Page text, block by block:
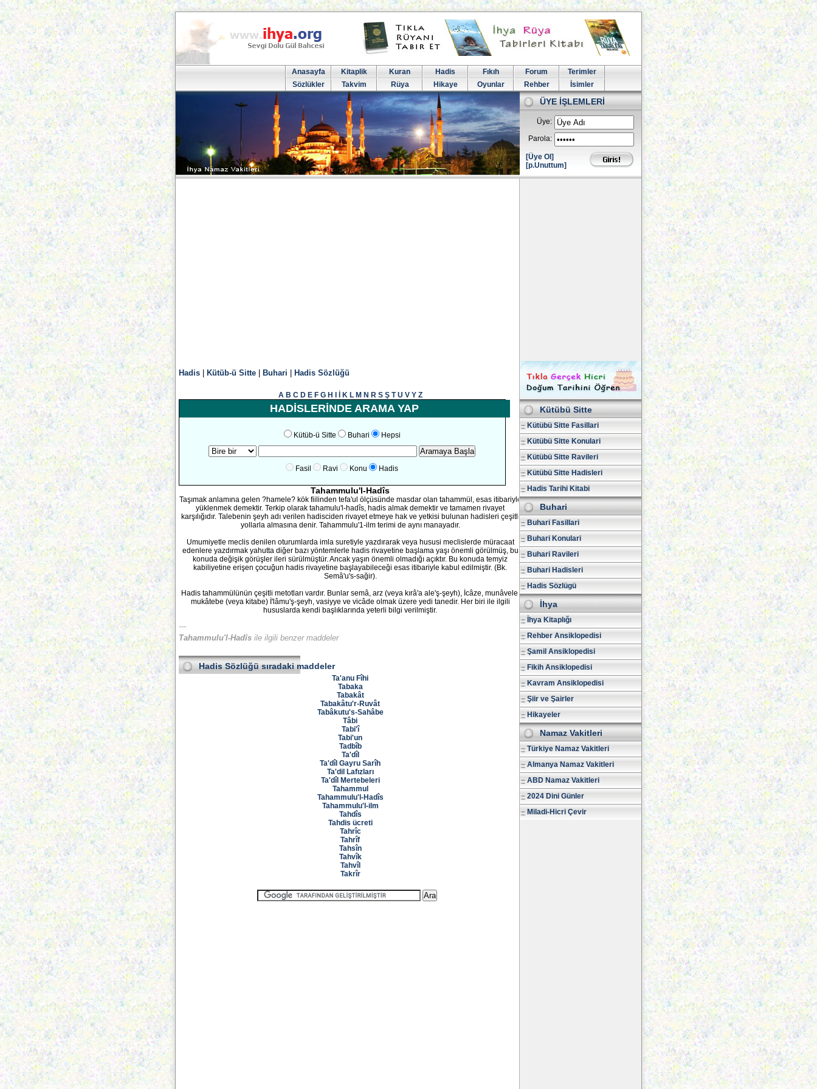
Anasayfa Kitaplik Kuran Hadis Fıkıh Forum
Terimler
Sözlükler
Takvim Rüya Hikaye Oyunlar Rehber İsimler
ÜYE İŞLEMLERİ
Üye:
Parola:
[Üye Ol]
[p.Unuttum]
Hadis Kütüb-ü Sitte Buhari Hadis Sözlüğü
A B C D E F G H K L M N R S Ş T U V Y Z
HADİSLERİNDE ARAMA YAP
Kütüb-ü Sitte Buhari Hepsi
Fasil Ravi Konu Hadis
Tahammulu'l-Hadîs
Taşımak anlamına gelen ?hamele? kök fiilinden tefa'ul ölçüsünde masdar olan tahammül, esas itibariyle
yüklenmek demektir. Terkip olarak tahamulu'l-hadîs, hadis almak demektir ve tamamen rivayet
karşılığıdır. Talebenin şeyh adı verilen hadisciden rivayet etmeye hak ve yetkisi bulunan hadisleri çeşitli
yollarla almasına denir. Tahammulu'1-ilm terimi de aynı manayadır.
Umumiyetle meclis denilen oturumlarda imla suretiyle yazdırarak veya hususi meclislerde müracaat
edenlere yazdırmak yahutta diğer bazı yöntemlerle hadis rivayetine başlama yaşı önemli görülmüş, bu
konuda değişik görüşler ileri sürülmüştür. Ancak yaşın önemli olmadığı açıktır. Bu konuda temyiz
kabiliyetine erişen çocuğun hadis rivayetine başlayabileceği esas itibariyle kabul edilmiştir. (Bk.
Semâ'u's-sağir).
Hadis tahammülünün çeşitli metotları vardır. Bunlar semâ, arz (veya kırâ'a ale'ş-şeyh), İcâze, munâvele,
mukâtebe (veya kitabe) İ'lâmu'ş-şeyh, vasiyye ve vicâde olmak üzere yedi tanedir. Her biri ile ilgili
hususlarda kendi başlıklarında yeterli bilgi verilmiştir.
---
Tahammulu'l-Hadîs ile ilgili benzer maddeler
Hadis Sözlüğü sıradaki maddeler
Ta'anu Fîhi
Tabaka
Tabakât
Tabakâtu'r-Ruvât
Tabâkutu's-Sahâbe
Tâbi
Tabi'î
Tabi'un
Tadbîb
Ta'dîl
Ta'dîl Gayru Sarîh
Ta'dil Lafızları
Ta'dîl Mertebeleri
Tahammul
Tahammulu'l-Hadîs
Tahammulu'l-ilm
Tahdîs
Tahdis ücreti
Tahrîc
Tahrîf
Tahsîn
Tahvîk
Tahvîl
Takrîr
Kütübü Sitte
Kütübü Sitte Fasillari
Kütübü Sitte Konulari
Kütübü Sitte Ravileri
Kütübü Sitte Hadisleri
Hadis Tarihi Kitabi
Buhari
Buhari Fasillari
Buhari Konulari
Buhari Ravileri
Buhari Hadisleri
Hadis Sözlügü
İhya
İhya Kitaplığı
Rehber Ansiklopedisi
Şamil Ansiklopedisi
Fikih Ansiklopedisi
Kavram Ansiklopedisi
Şiir ve Şairler
Hikayeler
Namaz Vakitleri
Türkiye Namaz Vakitleri
Almanya Namaz Vakitleri
ABD Namaz Vakitleri
2024 Dini Günler
Miladi-Hicri Çevir